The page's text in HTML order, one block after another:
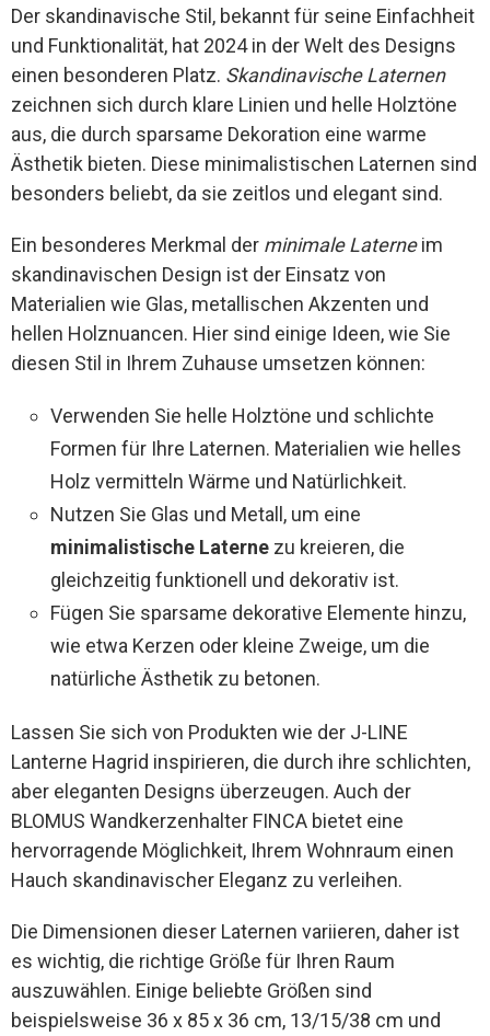
Der skandinavische Stil, bekannt für seine Einfachheit
und Funktionalität, hat 2024 in der Welt des Designs
einen besonderen Platz. Skandinavische Laternen
zeichnen sich durch klare Linien und helle Holztöne
aus, die durch sparsame Dekoration eine warme
Ästhetik bieten. Diese minimalistischen Laternen sind
besonders beliebt, da sie zeitlos und elegant sind.
Ein besonderes Merkmal der minimale Laterneim
skandinavischen Design ist der Einsatz von
Materialien wie Glas, metallischen Akzenten und
hellen Holznuancen. Hier sind einige Ideen, wie Sie
diesen Stil in Ihrem Zuhause umsetzen können:
Verwenden Sie helle Holztöne und schlichte
Formen für Ihre Laternen. Materialien wie helles
Holz vermitteln Wärme und Natürlichkeit.
Nutzen Sie Glas und Metall, um eine
minimalistische Laterne zu kreieren, die
gleichzeitig funktionell und dekorativ ist.
Fügen Sie sparsame dekorative Elemente hinzu,
wie etwa Kerzen oder kleine Zweige, um die
natürliche Ästhetik zu betonen.
Lassen Sie sich von Produkten wie der J-LINE
Lanterne Hagrid inspirieren, die durch ihre schlichten,
aber eleganten Designs überzeugen. Auch der
BLOMUS Wandkerzenhalter FINCA bietet eine
hervorragende Möglichkeit, Ihrem Wohnraum einen
Hauch skandinavischer Eleganz zu verleihen.
Die Dimensionen dieser Laternen variieren, daher ist
es wichtig, die richtige Größe für Ihren Raum
auszuwählen. Einige beliebte Größen sind
beispielsweise 36 x 85 x 36 cm, 13/15/38 cm und